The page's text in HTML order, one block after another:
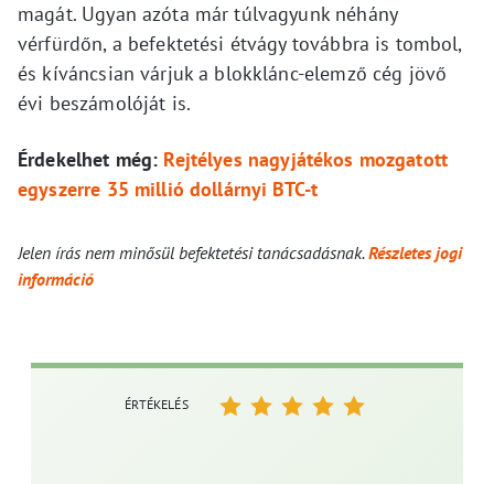
magát. Ugyan azóta már túlvagyunk néhány
vérfürdőn, a befektetési étvágy továbbra is tombol,
és kíváncsian várjuk a blokklánc-elemző cég jövő
évi beszámolóját is.
Érdekelhet még: Rejtélyes nagyjátékos mozgatott
egyszerre 35 millió dollárnyi BTC-t
Jelen írás nem minősül befektetési tanácsadásnak.Részletes jogi
információ
ÉRTÉKELÉS